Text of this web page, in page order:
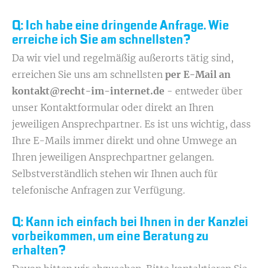
Q: Ich habe eine dringende Anfrage. Wie
erreiche ich Sie am schnellsten?
Da wir viel und regelmäßig außerorts tätig sind,
erreichen Sie uns am schnellsten per E-Mail an
kontakt@recht-im-internet.de - entweder über
unser Kontaktformular oder direkt an Ihren
jeweiligen Ansprechpartner. Es ist uns wichtig, dass
Ihre E-Mails immer direkt und ohne Umwege an
Ihren jeweiligen Ansprechpartner gelangen.
Selbstverständlich stehen wir Ihnen auch für
telefonische Anfragen zur Verfügung.
Q: Kann ich einfach bei Ihnen in der Kanzlei
vorbeikommen, um eine Beratung zu
erhalten?